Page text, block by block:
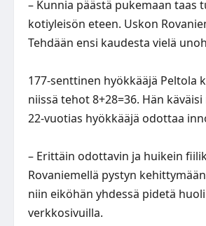
– Kunnia päästä pukemaan taas
kotiyleisön eteen. Uskon
Tehdään ensi kaudesta vielä
177-senttinen hyökkääjä Peltola
niissä tehot 8+28=36. Hän
22-vuotias hyökkääjä odottaa
– Erittäin odottavin ja huikein
Rovaniemellä pystyn
niin eiköhän yhdessä pidetä
verkkosivuilla.